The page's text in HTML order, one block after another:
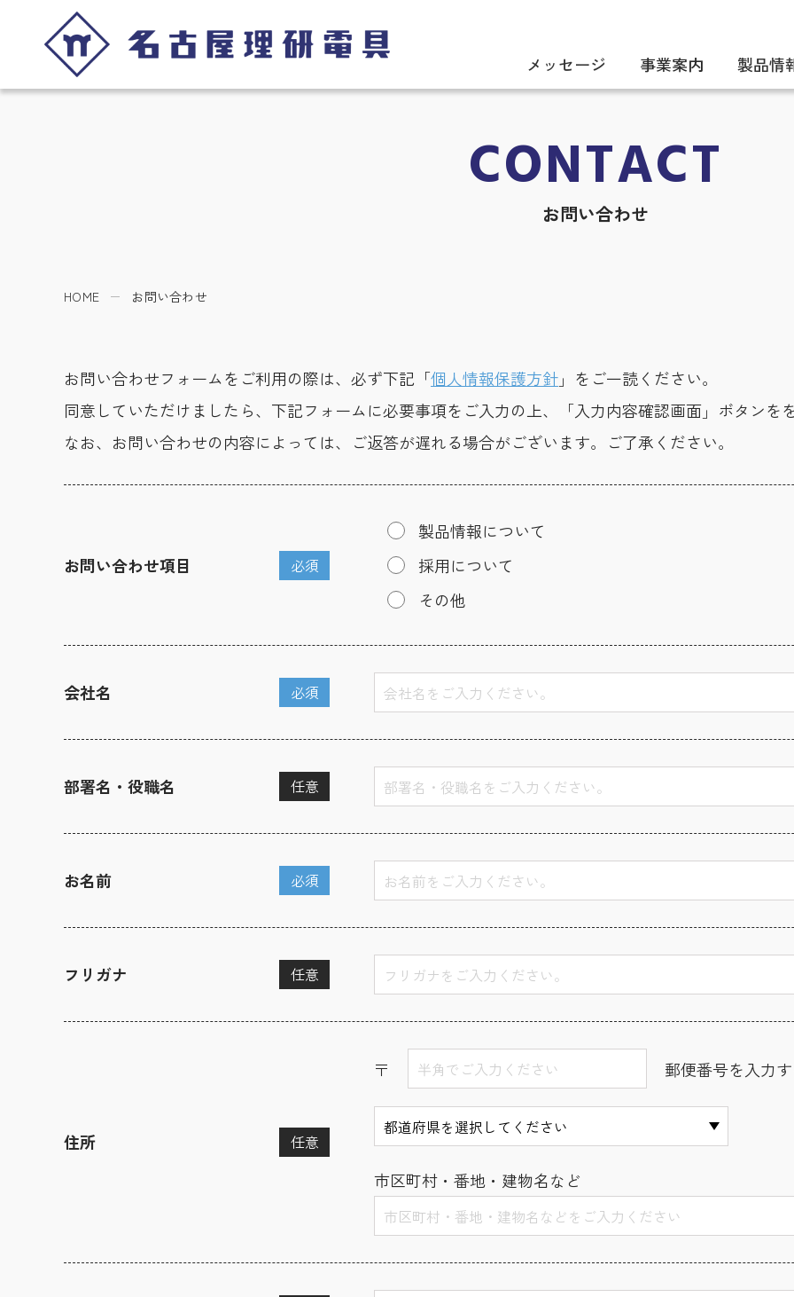
メッセージ 事業案内 製品情
CONTACT
お問い合わせ
HOME お問い合わせ
お問い合わせフォームをご利用の際は、必ず下記「個人情報保護方針」をご一読ください。
同意していただけましたら、下記フォームに必要事項をご入力の上、「入力内容確認画面」ボタンを
なお、お問い合わせの内容によっては、ご返答が遅れる場合がございます。ご了承ください。
お問い合わせ項目 必須
製品情報について
採用について
その他
会社名 必須
部署名・役職名 任意
お名前 必須
フリガナ 任意
住所 任意
〒 郵便番号を入力
市区町村・番地・建物名など